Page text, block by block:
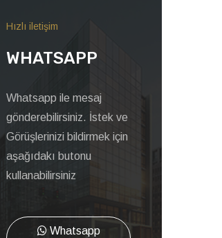
Hızlı iletişim
WHATSAPP
Whatsapp ile mesaj
gönderebilirsiniz. İstek ve
Görüşlerinizi bildirmek için
aşağıdakı butonu
kullanabilirsiniz
Whatsapp